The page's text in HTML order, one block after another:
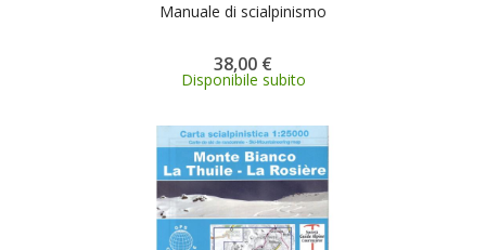
Manuale di scialpinismo
38,00 €
Disponibile subito